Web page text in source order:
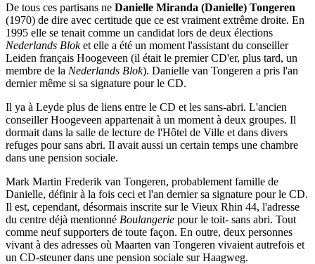
De tous ces partisans ne Danielle Miranda (Danielle) Tongeren
(1970) de dire avec certitude que ce est vraiment extrême droite. En
1995 elle se tenait comme un candidat lors de deux élections
Nederlands Bloket elle a été un moment l'assistant du conseiller
Leiden français Hoogeveen (il était le premier CD'er, plus tard, un
membre de la Nederlands Blok). Danielle van Tongeren a pris l'an
dernier même si sa signature pour le CD.
Il ya à Leyde plus de liens entre le CD et les sans-abri. L'ancien
conseiller Hoogeveen appartenait à un moment à deux groupes. Il
dormait dans la salle de lecture de l'Hôtel de Ville et dans divers
refuges pour sans abri. Il avait aussi un certain temps une chambre
dans une pension sociale.
Mark Martin Frederik van Tongeren, probablement famille de
Danielle, définir à la fois ceci et l'an dernier sa signature pour le CD.
Il est, cependant, désormais inscrite sur le Vieux Rhin 44, l'adresse
du centre déjà mentionné Boulangerie pour le toit- sans abri. Tout
comme neuf supporters de toute façon. En outre, deux personnes
vivant à des adresses où Maarten van Tongeren vivaient autrefois et
un CD-steuner dans une pension sociale sur Haagweg.